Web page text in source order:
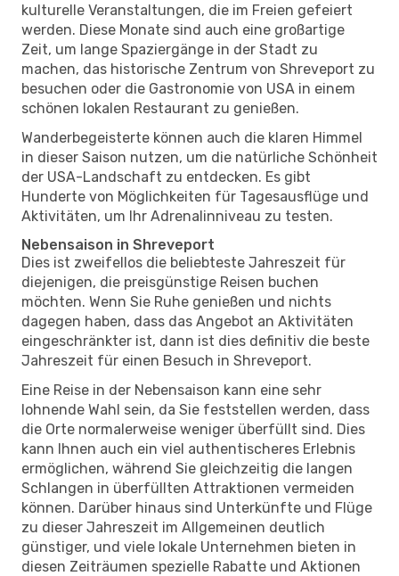
kulturelle Veranstaltungen, die im Freien gefeiert
werden. Diese Monate sind auch eine großartige
Zeit, um lange Spaziergänge in der Stadt zu
machen, das historische Zentrum von Shreveport zu
besuchen oder die Gastronomie von USA in einem
schönen lokalen Restaurant zu genießen.
Wanderbegeisterte können auch die klaren Himmel
in dieser Saison nutzen, um die natürliche Schönheit
der USA-Landschaft zu entdecken. Es gibt
Hunderte von Möglichkeiten für Tagesausflüge und
Aktivitäten, um Ihr Adrenalinniveau zu testen.
Nebensaison in Shreveport
Dies ist zweifellos die beliebteste Jahreszeit für
diejenigen, die preisgünstige Reisen buchen
möchten. Wenn Sie Ruhe genießen und nichts
dagegen haben, dass das Angebot an Aktivitäten
eingeschränkter ist, dann ist dies definitiv die beste
Jahreszeit für einen Besuch in Shreveport.
Eine Reise in der Nebensaison kann eine sehr
lohnende Wahl sein, da Sie feststellen werden, dass
die Orte normalerweise weniger überfüllt sind. Dies
kann Ihnen auch ein viel authentischeres Erlebnis
ermöglichen, während Sie gleichzeitig die langen
Schlangen in überfüllten Attraktionen vermeiden
können. Darüber hinaus sind Unterkünfte und Flüge
zu dieser Jahreszeit im Allgemeinen deutlich
günstiger, und viele lokale Unternehmen bieten in
diesen Zeiträumen spezielle Rabatte und Aktionen